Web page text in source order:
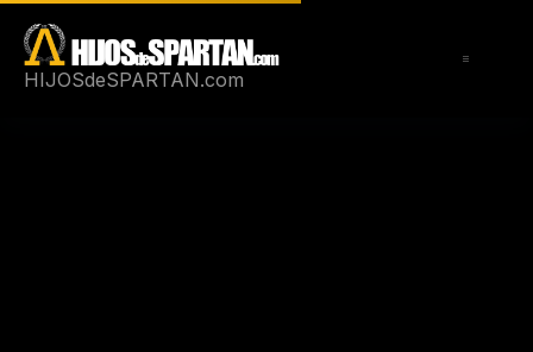
contenido
HIJOSdeSPARTAN.com